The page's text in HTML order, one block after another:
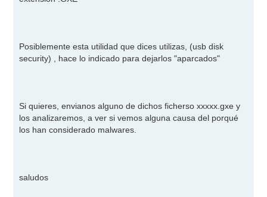
Posiblemente esta utilidad que dices utilizas, (usb disk
security) , hace lo indicado para dejarlos "aparcados"
Si quieres, envianos alguno de dichos ficherso xxxxx.gxe y
los analizaremos, a ver si vemos alguna causa del porqué
los han considerado malwares.
saludos